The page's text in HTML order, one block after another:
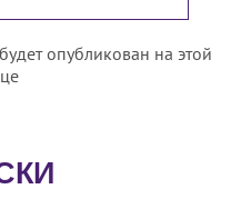
опубликован на этой